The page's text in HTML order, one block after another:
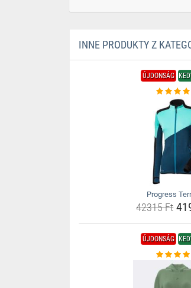
INNE PRODUKTY Z
ÚJDONSÁG
Progress
42315 Ft
ÚJDONSÁG